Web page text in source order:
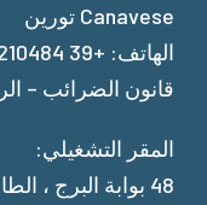
Canavese تورين
الهاتف: +39 0119210484
قانون الضرائب – الرقم
المقر التشغيلي: